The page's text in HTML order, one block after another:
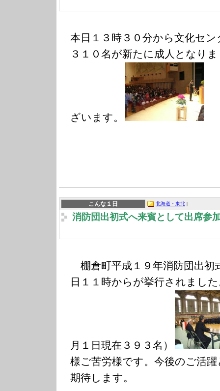
本日１３時３０分から文化セ
３１０名が新たに成人となり
ざいます。
こんな１日 北海道・東北 |
消防団出初式へ来賓として出席参
棚倉町平成１９年消防団出初
日１１時からが挙行されまし
月１日現在３９３名）
様ご苦労様です。今後のご活
期待します。